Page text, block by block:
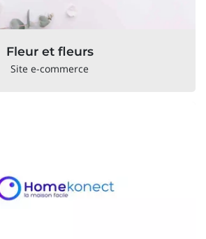
Fleur et fleurs
Site e-commerce